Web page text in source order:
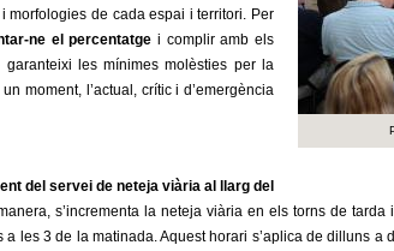
morfologies de cada espai i territori. Per
ne el percentatgei complir amb els
les mínimes molèsties per la
moment, l’actual, crític i d’emergència
del servei de neteja viària al llarg del
s’incrementa la neteja viària en els torns de tarda
a les 3 de la matinada. Aquest horari s’aplica dedilluns a